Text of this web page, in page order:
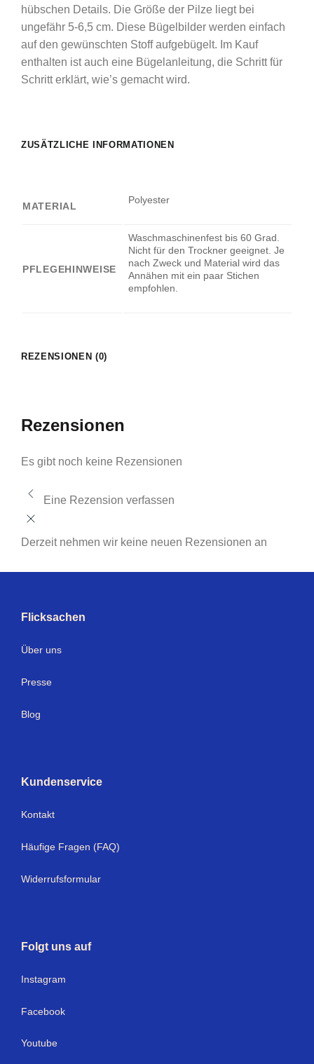
hübschen Details. Die Größe der Pilze liegt bei
ungefähr 5-6,5 cm. Diese Bügelbilder werden einfach
auf den gewünschten Stoff aufgebügelt. Im Kauf
enthalten ist auch eine Bügelanleitung, die Schritt für
Schritt erklärt, wie’s gemacht wird.
ZUSÄTZLICHE INFORMATIONEN
MATERIAL
Polyester
PFLEGEHINWEISE
Waschmaschinenfest bis 60 Grad.
Nicht für den Trockner geeignet. Je
nach Zweck und Material wird das
Annähen mit ein paar Stichen
empfohlen.
REZENSIONEN (0)
Rezensionen
Es gibt noch keine Rezensionen
Eine Rezension verfassen
Derzeit nehmen wir keine neuen Rezensionen an
Flicksachen
Über uns
Presse
Blog
Kundenservice
Kontakt
Häufige Fragen (FAQ)
Widerrufsformular
Folgt uns auf
Instagram
Facebook
Youtube